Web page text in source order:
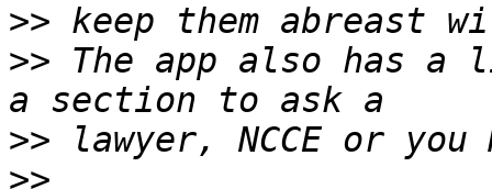
>>
>> The app also has a
>>
>>